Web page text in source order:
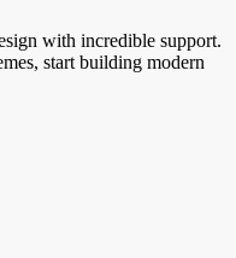
with incredible support.
start building modern